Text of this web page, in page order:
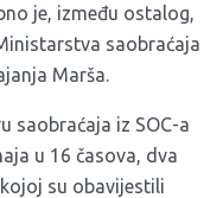
je, između ostalog,
saobraćaja
Marša.
saobraćaja iz SOC-a
u 16 časova, dva
su obavijestili